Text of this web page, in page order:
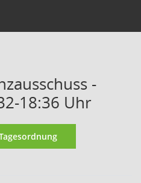
-
18:36 Uhr